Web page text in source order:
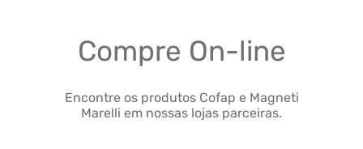
Compre On-line
Encontre os produtos Cofap e Magneti
Marelli em nossas lojas parceiras.